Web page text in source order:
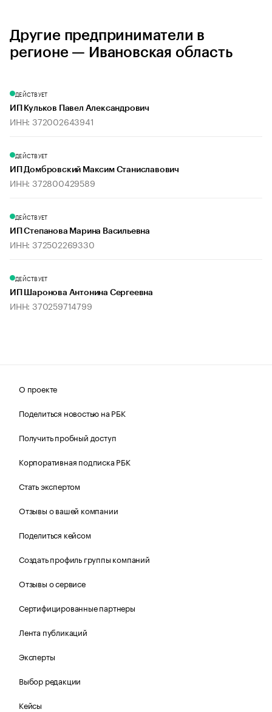
Другие предприниматели в
регионе — Ивановская область
ДЕЙСТВУЕТ
ИП Кульков Павел Александрович
ИНН: 372002643941
ДЕЙСТВУЕТ
ИП Домбровский Максим Станиславович
ИНН: 372800429589
ДЕЙСТВУЕТ
ИП Степанова Марина Васильевна
ИНН: 372502269330
ДЕЙСТВУЕТ
ИП Шаронова Антонина Сергеевна
ИНН: 370259714799
О проекте
Поделиться новостью на РБК
Получить пробный доступ
Корпоративная подписка РБК
Стать экспертом
Отзывы о вашей компании
Поделиться кейсом
Создать профиль группы компаний
Отзывы о сервисе
Сертифицированные партнеры
Лента публикаций
Эксперты
Выбор редакции
Кейсы